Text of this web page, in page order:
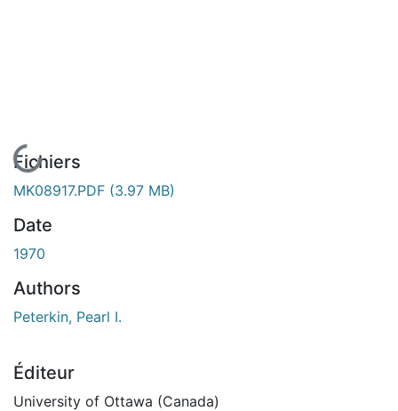
En cours de chargement...
Fichiers
MK08917.PDF (3.97 MB)
Date
1970
Authors
Peterkin, Pearl I.
Éditeur
University of Ottawa (Canada)